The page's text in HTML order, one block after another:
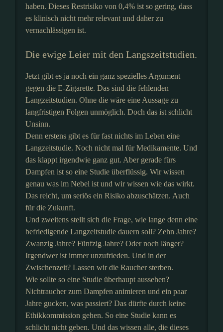
haben. Dieses Restrisiko von 0,4% ist so gering, dass
es klinisch nicht mehr relevant und daher zu
vernachlässigen ist.
Die ewige Leier mit den Langszeitstudien.
Jetzt gibt es ja noch ein ganz spezielles Argument
gegen die E-Zigarette. Das sind die fehlenden
Langzeitstudien. Ohne die wäre eine Aussage zu
langfristigen Folgen unmöglich. Doch das ist schlicht
Unsinn.
Denn erstens gibt es für fast nichts im Leben eine
Langzeitstudie. Noch nicht mal für Medikamente. Und
das klappt irgendwie ganz gut. Aber gerade fürs
Dampfen ist so eine Studie überflüssig. Wir wissen
genau was im Nebel ist und wir wissen wie das wirkt.
Das reicht, um seriös ein Risiko abzuschätzen. Auch
für die Zukunft.
Und zweitens stellt sich die Frage, wie lange denn eine
befriedigende Langzeitstudie dauern soll? Zehn Jahre?
Zwanzig Jahre? Fünfzig Jahre? Oder noch länger?
Irgendwer ist immer unzufrieden. Und in der
Zwischenzeit? Lassen wir die Raucher sterben.
Wie sollte so eine Studie überhaupt aussehen?
Nichtraucher zum Dampfen animieren und ein paar
Jahre gucken, was passiert? Das dürfte durch keine
Ethikkommission gehen. So eine Studie kann es
schlicht nicht geben. Und das wissen alle, die dieses